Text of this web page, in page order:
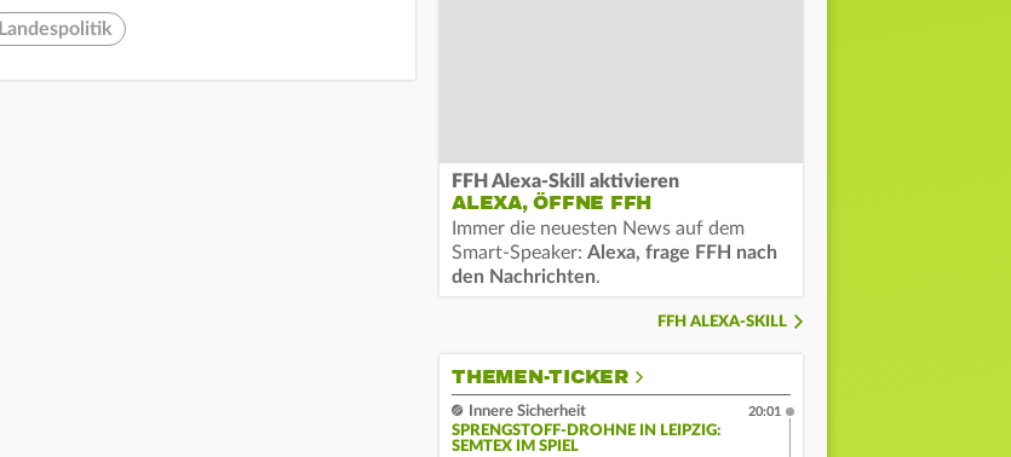
Landespolitik
FFH Alexa-Skill aktivieren
ALEXA, ÖFFNE FFH
Immer die neuesten News auf dem
Smart-Speaker: Alexa, frage FFH nach
den Nachrichten.
FFH ALEXA-SKILL
THEMEN-TICKER
Innere Sicherheit
SPRENGSTOFF-DROHNE IN LEIPZIG:
SEMTEX IM SPIEL
20:01